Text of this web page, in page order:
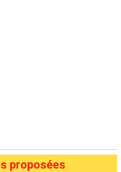
proposées